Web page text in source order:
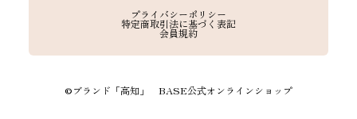
プライバシーポリシー
特定商取引法に基づく表記
会員規約
©︎ブランド「高知」 BASE公式オンラインショップ